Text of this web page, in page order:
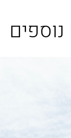
נוספים